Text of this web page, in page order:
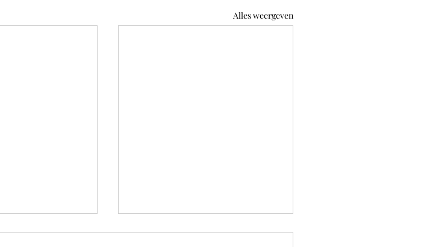
Alles weergeven